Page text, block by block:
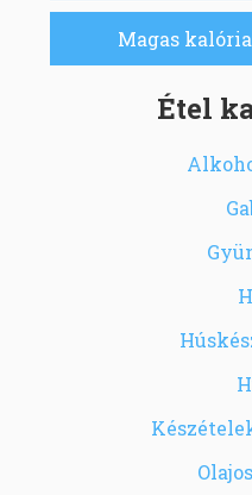
Magas
Étel